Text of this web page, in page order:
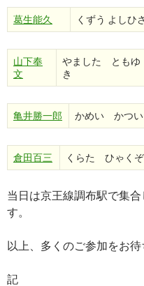
葛生能久 くずう よしひさ
山下奉
文
やました ともゆ
き
亀井勝一郎 かめい かつい
倉田百三 くらた ひゃくぞ
当日は京王線調布駅で集
す。
以上、多くのご参加をお待
記